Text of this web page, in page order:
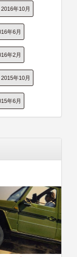
2016年10月
年6月
年2月
2015年10月
年6月